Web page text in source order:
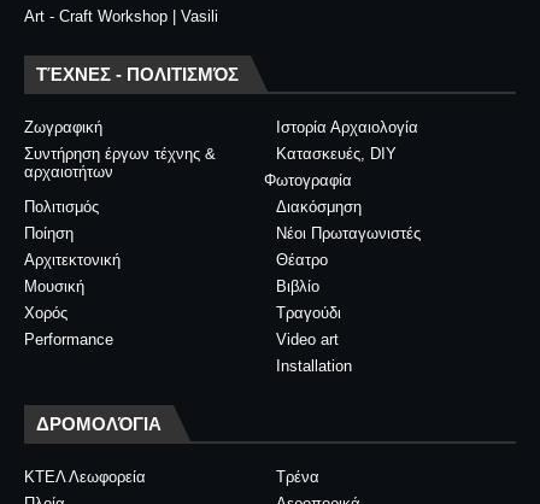
Art - Craft Workshop | Vasili
ΤΈΧΝΕΣ - ΠΟΛΙΤΙΣΜΌΣ
Ζωγραφική
Ιστορία Αρχαιολογία
Συντήρηση έργων τέχνης &
αρχαιοτήτων
Κατασκευές, DIY
Φωτογραφία
Διακόσμηση
Πολιτισμός
Νέοι Πρωταγωνιστές
Ποίηση
Θέατρο
Αρχιτεκτονική
Βιβλίο
Μουσική
Τραγούδι
Χορός
Video art
Performance
Installation
ΔΡΟΜΟΛΌΓΙΑ
ΚΤΕΛ Λεωφορεία
Τρένα